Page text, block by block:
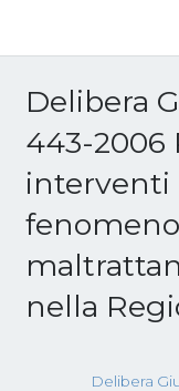
Delibera
443-2006
interventi
nella
Delibera